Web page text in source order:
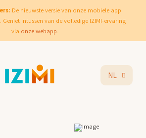
De nieuwste versie van onze mobiele app
intussen van de volledige IZIMI-ervaring
via onze webapp.
NL